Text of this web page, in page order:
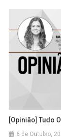
[Opinião] Tudo
6 de Outubro,